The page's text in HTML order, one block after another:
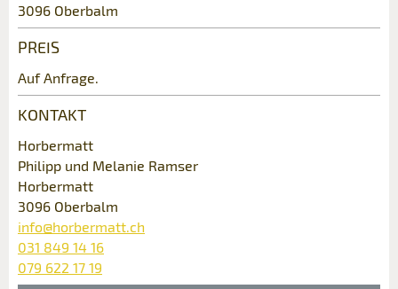
Ihr Feedback wird sehr geschätzt!
Allgemeines Feedback
Anzeige nicht mehr gültig
Anzeige unvollständig
Empfehlen Sie diese Anzeige an Freunde
weiter.
3096 Oberbalm
PREIS
Auf Anfrage.
KONTAKT
Horbermatt
Philipp und Melanie Ramser
Horbermatt
3096 Oberbalm
info@horbermatt.ch
031 849 14 16
079 622 17 19